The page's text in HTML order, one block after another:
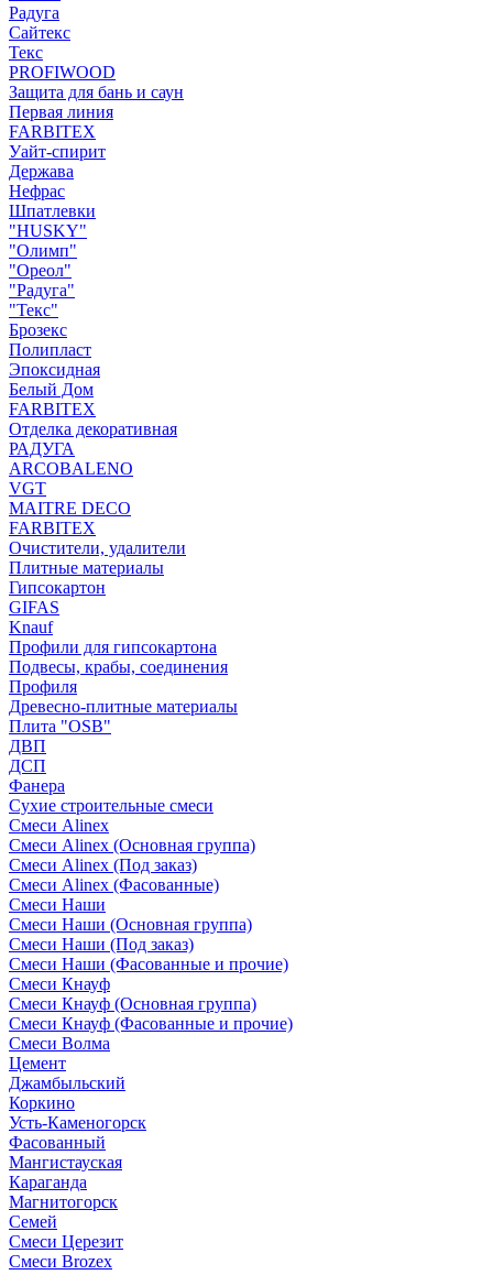
Радуга
Сайтекс
Текс
PROFIWOOD
Защита для бань и саун
Первая линия
FARBITEX
Уайт-спирит
Держава
Нефрас
Шпатлевки
"HUSKY"
"Олимп"
"Ореол"
"Радуга"
"Текс"
Брозекс
Полипласт
Эпоксидная
Белый Дом
FARBITEX
Отделка декоративная
РАДУГА
ARCOBALENO
VGT
MAITRE DECO
FARBITEX
Очистители, удалители
Плитные материалы
Гипсокартон
GIFAS
Knauf
Профили для гипсокартона
Подвесы, крабы, соединения
Профиля
Древесно-плитные материалы
Плита "OSB"
ДВП
ДСП
Фанера
Сухие строительные смеси
Смеси Alinex
Смеси Alinex (Основная группа)
Смеси Alinex (Под заказ)
Смеси Alinex (Фасованные)
Смеси Наши
Смеси Наши (Основная группа)
Смеси Наши (Под заказ)
Смеси Наши (Фасованные и прочие)
Смеси Кнауф
Смеси Кнауф (Основная группа)
Смеси Кнауф (Фасованные и прочие)
Смеси Волма
Цемент
Джамбыльский
Коркино
Усть-Каменогорск
Фасованный
Мангистауская
Караганда
Магнитогорск
Семей
Смеси Церезит
Смеси Brozex